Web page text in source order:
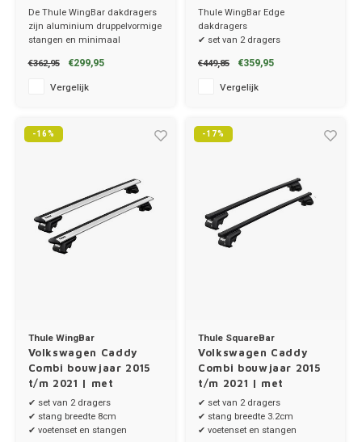
dakrailing
De Thule WingBar dakdragers
zijn aluminium druppelvormige
stangen en minimaal
✔ set van 2 dragers
✔ stang breedte 8cm
€362,95 €299,95
Vergelijk
dakrailing
Thule WingBar Edge
dakdragers
✔ set van 2 dragers
✔ compleet systeem
€449,85 €359,95
Vergelijk
-16%
Thule WingBar
Volkswagen Caddy
Combi bouwjaar 2015
t/m 2021 | met
dakrailing
✔ set van 2 dragers
✔ stang breedte 8cm
✔ voetenset en stangen
-17%
Thule SquareBar
Volkswagen Caddy
Combi bouwjaar 2015
t/m 2021 | met
dakrailing
✔ set van 2 dragers
✔ stang breedte 3.2cm
✔ voetenset en stangen